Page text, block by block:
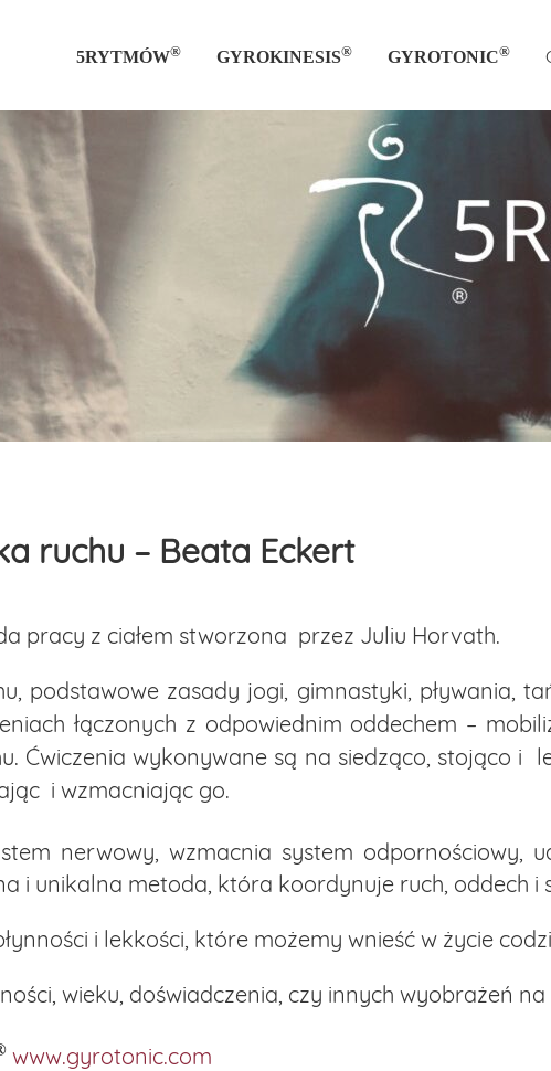
5RYTMÓW® GYROKINESIS® GYROTONIC®
ruchu – Beata Eckert
pracy z ciałem stworzona przez Juliu Horvath.
podstawowe zasady jogi, gimnastyki, pływania,
łączonych z odpowiednim oddechem –
Ćwiczenia wykonywane są na siedząco, stojąco i
i wzmacniając go.
nerwowy, wzmacnia system odpornościowy,
i unikalna metoda, która koordynuje ruch, oddech i
i lekkości, które możemy wnieść w życie
wieku, doświadczenia, czy innych wyobrażeń
www.gyrotonic.com